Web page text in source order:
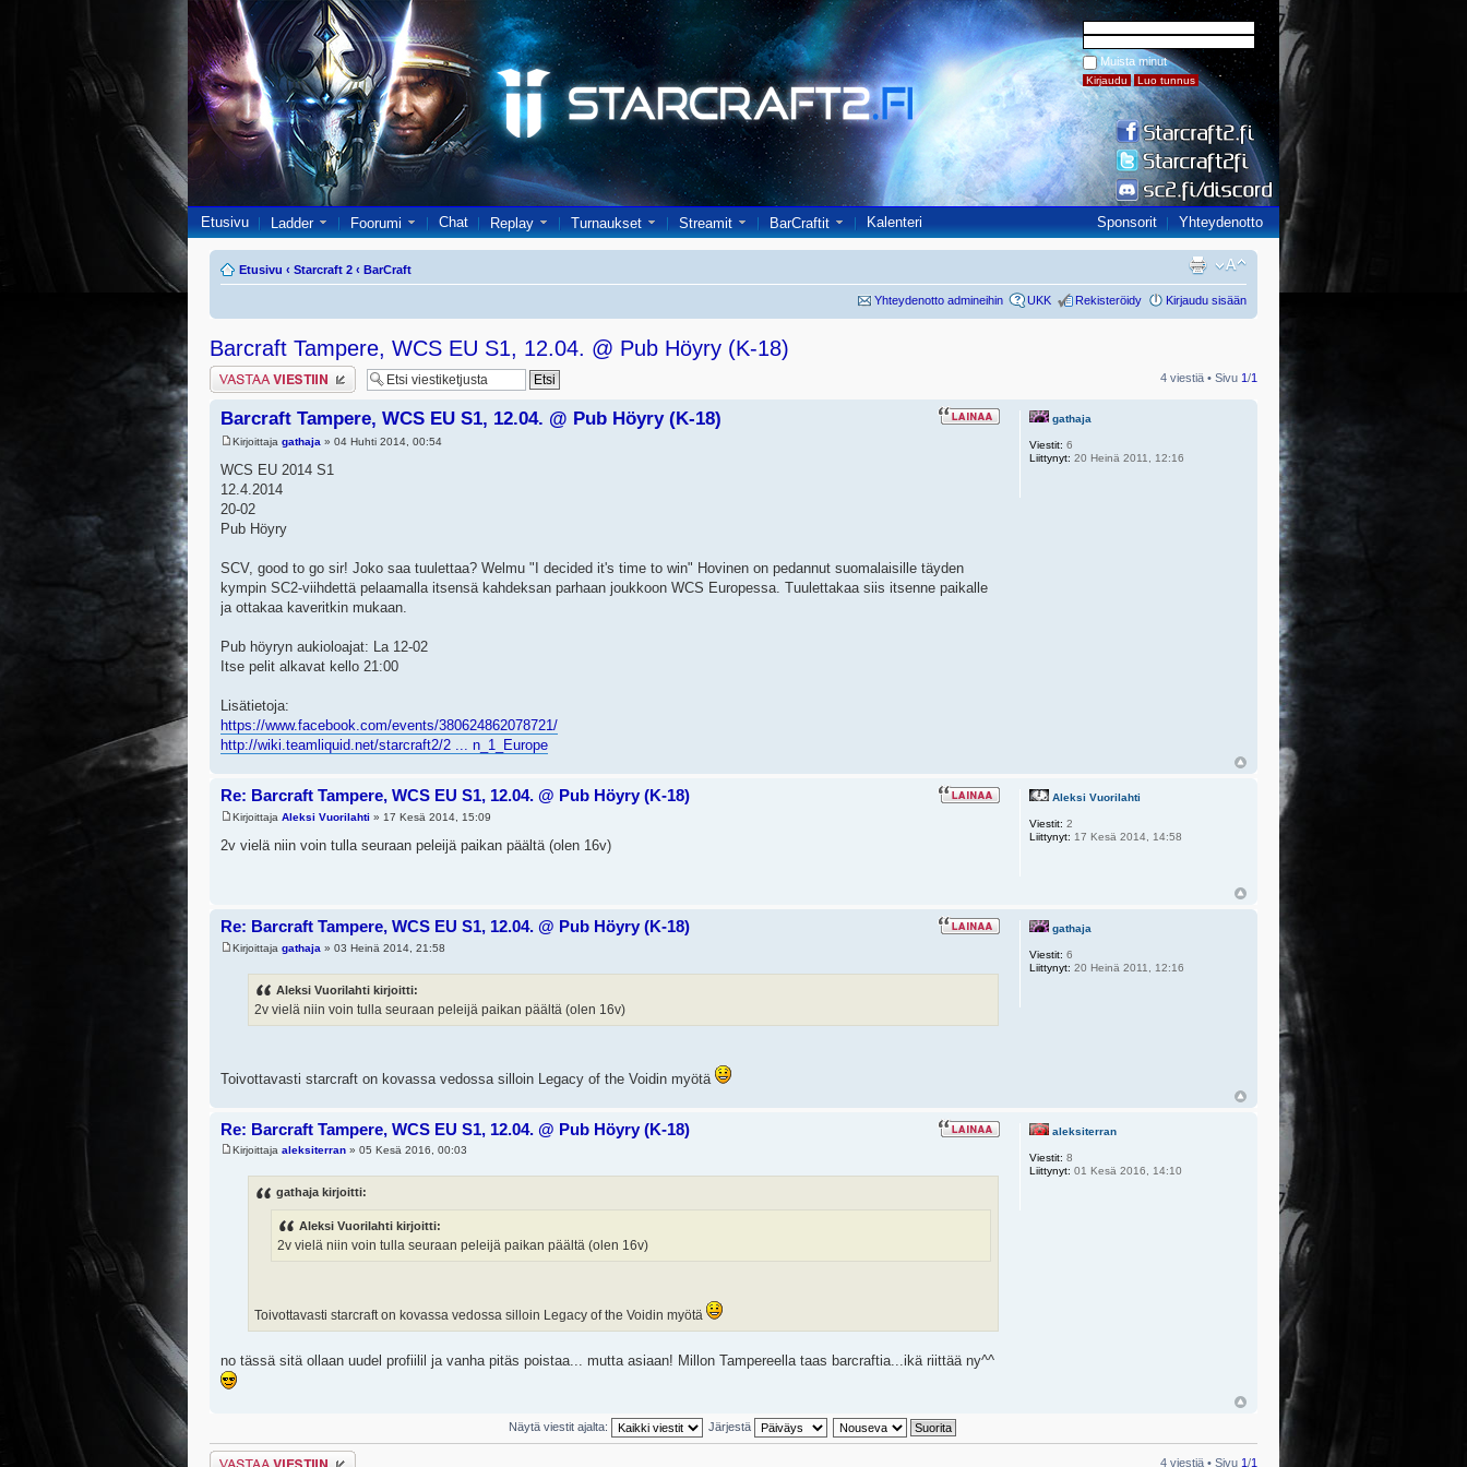
Muista minut
Etusivu Ladder Foorumi Chat Replay Turnaukset Streamit BarCraftit Kalenteri Sponsorit Yhteydenotto
Etusivu ‹ Starcraft 2 ‹ BarCraft
Yhteydenotto admineihin UKK Rekisteröidy Kirjaudu sisään
Barcraft Tampere, WCS EU S1, 12.04. @ Pub Höyry (K-18)
Lähetä vastaus 4 viestiä • Sivu 1/1
Barcraft Tampere, WCS EU S1, 12.04. @ Pub Höyry (K-18)
Kirjoittaja gathaja » 04 Huhti 2014, 00:54
WCS EU 2014 S1
12.4.2014
20-02
Pub Höyry
SCV, good to go sir! Joko saa tuulettaa? Welmu "I decided it's time to win" Hovinen on pedannut suomalaisille täyden
kympin SC2-viihdettä pelaamalla itsensä kahdeksan parhaan joukkoon WCS Europessa. Tuulettakaa siis itsenne paikalle
ja ottakaa kaveritkin mukaan.
Pub höyryn aukioloajat: La 12-02
Itse pelit alkavat kello 21:00
Lisätietoja:
https://www.facebook.com/events/380624862078721/
http://wiki.teamliquid.net/starcraft2/2 ... n_1_Europe
gathaja
Viestit: 6
Liittynyt: 20 Heinä 2011, 12:16
Re: Barcraft Tampere, WCS EU S1, 12.04. @ Pub Höyry (K-18)
Kirjoittaja Aleksi Vuorilahti » 17 Kesä 2014, 15:09
2v vielä niin voin tulla seuraan peleijä paikan päältä (olen 16v)
Aleksi Vuorilahti
Viestit: 2
Liittynyt: 17 Kesä 2014, 14:58
Re: Barcraft Tampere, WCS EU S1, 12.04. @ Pub Höyry (K-18)
Kirjoittaja gathaja » 03 Heinä 2014, 21:58
Aleksi Vuorilahti kirjoitti:
2v vielä niin voin tulla seuraan peleijä paikan päältä (olen 16v)
Toivottavasti starcraft on kovassa vedossa silloin Legacy of the Voidin myötä
gathaja
Viestit: 6
Liittynyt: 20 Heinä 2011, 12:16
Re: Barcraft Tampere, WCS EU S1, 12.04. @ Pub Höyry (K-18)
Kirjoittaja aleksiterran » 05 Kesä 2016, 00:03
gathaja kirjoitti:
Aleksi Vuorilahti kirjoitti:
2v vielä niin voin tulla seuraan peleijä paikan päältä (olen 16v)
Toivottavasti starcraft on kovassa vedossa silloin Legacy of the Voidin myötä
no tässä sitä ollaan uudel profiilil ja vanha pitäs poistaa... mutta asiaan! Millon Tampereella taas barcraftia...ikä riittää ny^^
aleksiterran
Viestit: 8
Liittynyt: 01 Kesä 2016, 14:10
Näytä viestit ajalta: Järjestä
Lähetä vastaus 4 viestiä • Sivu 1/1